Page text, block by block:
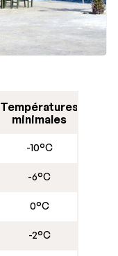
Températures
minimales
-10°C
-6°C
0°C
-2°C